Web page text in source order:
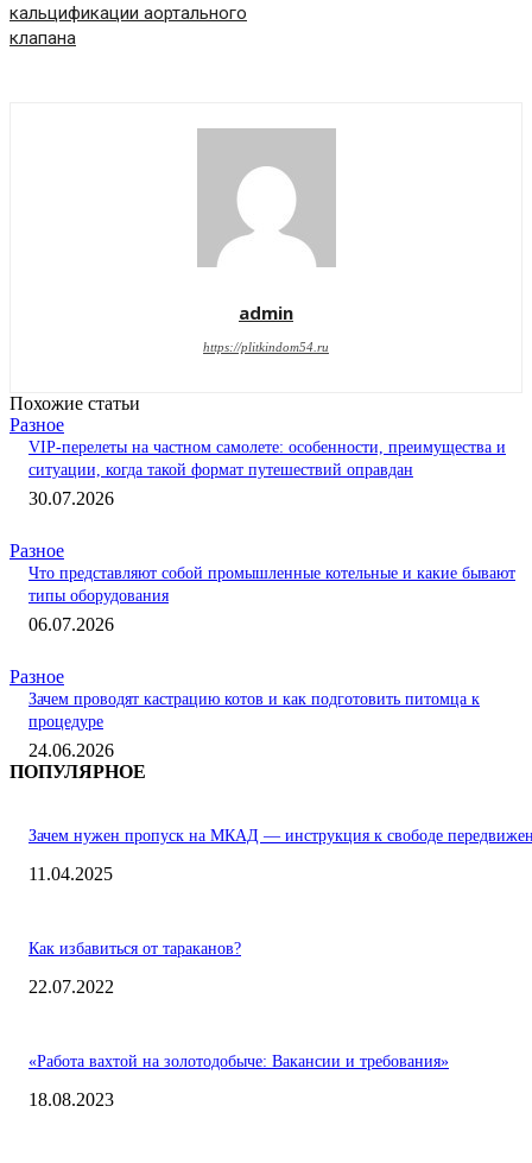
кальцификации аортального
клапана
admin
https://plitkindom54.ru
Похожие статьи
Разное
VIP-перелеты на частном самолете: особенности, преимущества и
ситуации, когда такой формат путешествий оправдан
30.07.2026
Разное
Что представляют собой промышленные котельные и какие бывают
типы оборудования
06.07.2026
Разное
Зачем проводят кастрацию котов и как подготовить питомца к
процедуре
24.06.2026
ПОПУЛЯРНОЕ
Зачем нужен пропуск на МКАД — инструкция к свободе
11.04.2025
Как избавиться от тараканов?
22.07.2022
«Работа вахтой на золотодобыче: Вакансии и требования»
18.08.2023